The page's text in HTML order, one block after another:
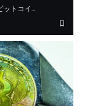
ットコイ…